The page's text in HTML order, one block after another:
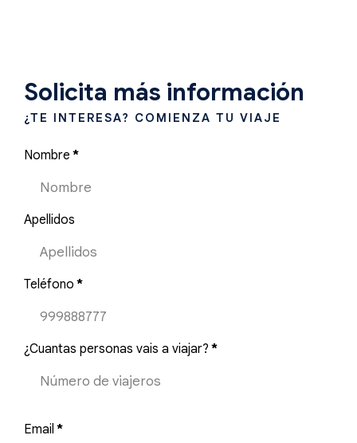
Solicita más información
¿TE INTERESA? COMIENZA TU VIAJE
Nombre *
Apellidos
Teléfono *
¿Cuantas personas vais a viajar? *
Email *